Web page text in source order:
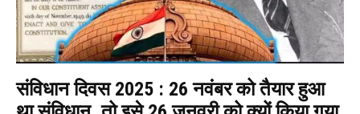
संविधान दिवस 2025 : 26 नवंबर को तैयार हुआ